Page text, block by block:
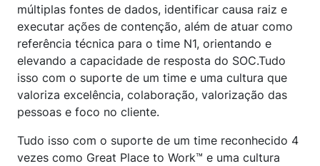
múltiplas fontes de dados, identificar causa raiz e
executar ações de contenção, além de atuar como
referência técnica para o time N1, orientando e
elevando a capacidade de resposta do SOC.Tudo
isso com o suporte de um time e uma cultura que
valoriza excelência, colaboração, valorização das
pessoas e foco no cliente.
Tudo isso com o suporte de um time reconhecido 4
vezes como Great Place to Work™ e uma cultura